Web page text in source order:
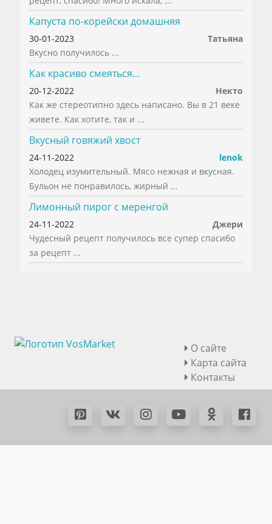
Капуста по-корейски домашняя
30-01-2023
Татьяна
Вкусно получилось ...
Как красиво смеяться...
20-12-2022
Некто
Как же стереотипно здесь написано. Вы в 21 веке
живете. Как хотите, так и ...
Вкусный говяжий хвост
24-11-2022
lenok
Холодец изумительный. Мясо нежная и вкусная.
Бульон не понравилось, жирный ...
Лимонный пирог с меренгой
24-11-2022
Джери
Чудесный рецепт получилось все супер спасибо
за рецепт ...
О сайте
Карта сайта
Контакты